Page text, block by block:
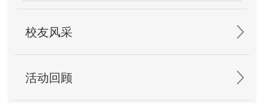
校友风采
活动回顾